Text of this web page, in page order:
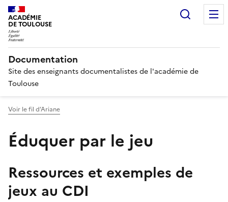
ACADÉMIE
DE TOULOUSE
Documentation
Site des enseignants documentalistes de l'académie de
Toulouse
Voir le fil d’Ariane
Éduquer par le jeu
Ressources et exemples de
jeux au CDI